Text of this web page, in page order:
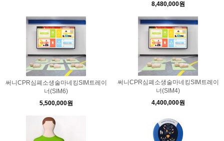
8,480,000원
써니CPR심폐소생술마네킹SIM트레이
너(SIM6)
5,500,000원
써니CPR심폐소생술마네킹SIM트레이
너(SIM4)
4,400,000원